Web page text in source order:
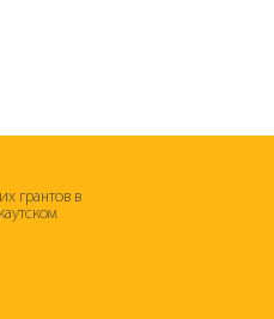
грантов в